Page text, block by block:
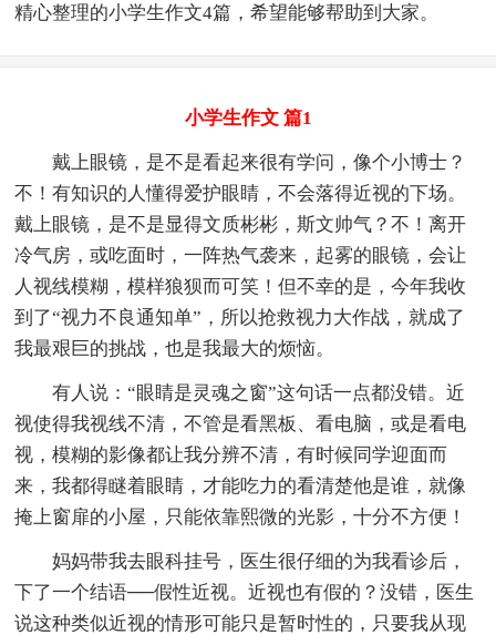
精心整理的小学生作文4篇，希望能够帮助到大家。
小学生作文 篇1
戴上眼镜，是不是看起来很有学问，像个小博士？
不！有知识的人懂得爱护眼睛，不会落得近视的下场。
戴上眼镜，是不是显得文质彬彬，斯文帅气？不！离开
冷气房，或吃面时，一阵热气袭来，起雾的眼镜，会让
人视线模糊，模样狼狈而可笑！但不幸的是，今年我收
到了“视力不良通知单”，所以抢救视力大作战，就成了
我最艰巨的挑战，也是我最大的烦恼。
有人说：“眼睛是灵魂之窗”这句话一点都没错。近
视使得我视线不清，不管是看黑板、看电脑，或是看电
视，模糊的影像都让我分辨不清，有时候同学迎面而
来，我都得瞇着眼睛，才能吃力的看清楚他是谁，就像
掩上窗扉的小屋，只能依靠熙微的光影，十分不方便！
妈妈带我去眼科挂号，医生很仔细的为我看诊后，
下了一个结语──假性近视。近视也有假的？没错，医生
说这种类似近视的情形可能只是暂时性的，只要我从现